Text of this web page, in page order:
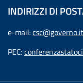
INDIRIZZI DI
e-mail:csc@governo.it
PEC: